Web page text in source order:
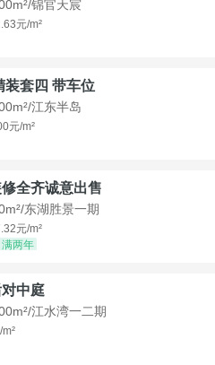
锦官天宸
元/m²
装套四 带车位
江东半岛
元/m²
全齐诚意出售
东湖胜景一期
元/m²
满两年
中庭
江水湾一二期